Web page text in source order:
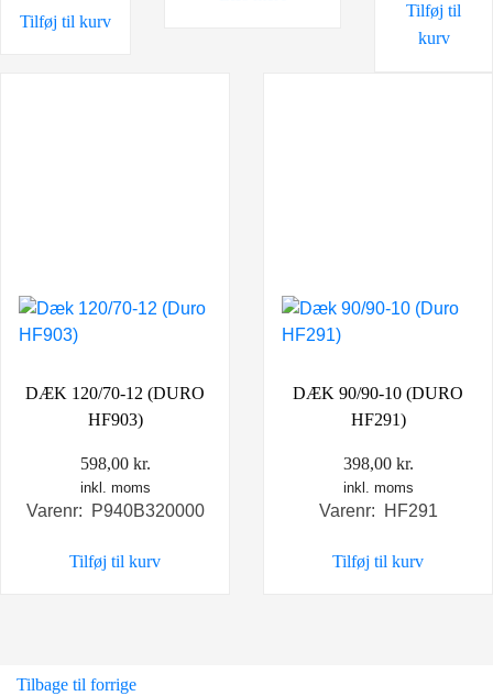
Tilføj til kurv
Tilføj til
kurv
DÆK 120/70-12 (DURO
HF903)
598,00 kr.
inkl. moms
Varenr: P940B320000
Tilføj til kurv
DÆK 90/90-10 (DURO
HF291)
398,00 kr.
inkl. moms
Varenr: HF291
Tilføj til kurv
Tilbage til forrige